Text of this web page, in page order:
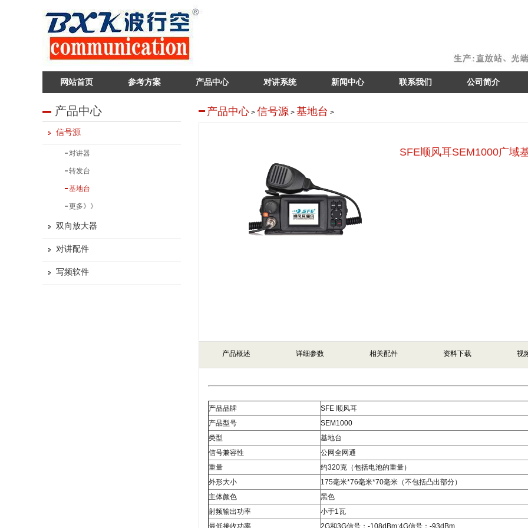
网站首页 参考方案 产品中心 对讲系统 新闻中心 联系我们 公司简介
产品中心
信号源
对讲器
转发台
基地台
更多》》
双向放大器
对讲配件
写频软件
产品中心 > 信号源 > 基地台 >
SFE顺风耳SEM1000广域
产品概述 详细参数 相关配件 资料下载 视
产品品牌
SFE 顺风耳
产品型号
SEM1000
类型
基地台
信号兼容性
公网全网通
重量
约320克（包括电池的重量）
外形大小
175毫米*76毫米*70毫米（不包括凸出部分）
主体颜色
黑色
射频输出功率
小于1瓦
最低接收功率
2G和3G信号：-108dBm;4G信号：-93dBm